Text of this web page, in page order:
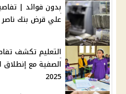
بدون فوائد |
علي قرض بنك ناصر
التعليم تكشف
الصفية مع إنطلاق
2025